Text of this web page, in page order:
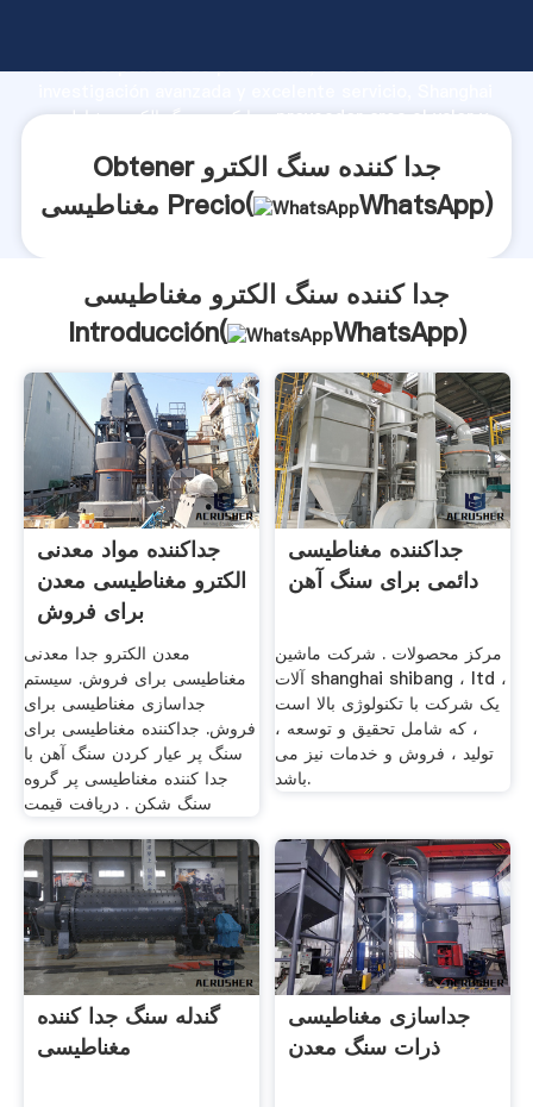
fuerte capacidad de producción, fuerza de
جدا کننده سنگ الکترو مغناطیسی proveedor crea el valor y
Obtener جدا کننده سنگ الکترو
مغناطیسی Precio(
WhatsApp)
جدا کننده سنگ الکترو مغناطیسی
Introducción(
WhatsApp)
جداکننده مواد معدنی
الکترو مغناطیسی معدن
برای فروش
معدن الکترو جدا معدنی
مغناطیسی برای فروش. سیستم
جداسازی مغناطیسی برای
فروش. جداکننده مغناطیسی برای
سنگ پر عیار کردن سنگ آهن با
جدا کننده مغناطیسی پر گروه
سنگ شکن . دریافت قیمت
جداکننده مغناطیسی
دائمی برای سنگ آهن
مرکز محصولات . شرکت ماشین
آلات shanghai shibang ، ltd ،
یک شرکت با تکنولوژی بالا است
، که شامل تحقیق و توسعه ،
تولید ، فروش و خدمات نیز می
باشد.
گندله سنگ جدا کننده
مغناطیسی
جداسازی مغناطیسی
ذرات سنگ معدن